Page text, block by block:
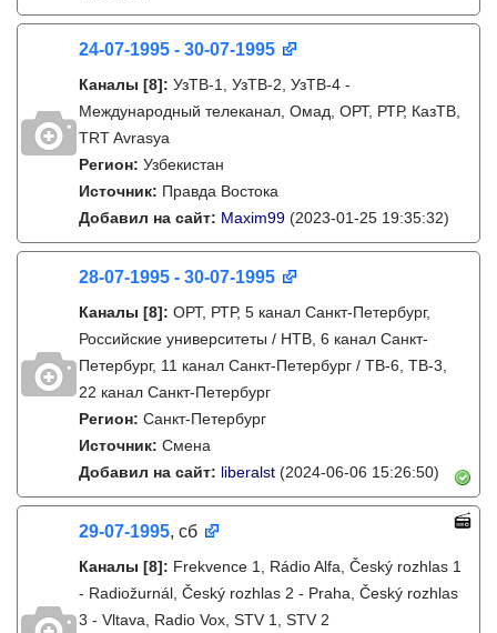
24-07-1995 - 30-07-1995
Каналы [8]: УзТВ-1, УзТВ-2, УзТВ-4 -
Международный телеканал, Омад, ОРТ, РТР, КазТВ,
TRT Avrasya
Регион: Узбекистан
Источник: Правда Востока
Добавил на сайт: Maxim99 (2023-01-25 19:35:32)
28-07-1995 - 30-07-1995
Каналы [8]: ОРТ, РТР, 5 канал Санкт-Петербург,
Российские университеты / НТВ, 6 канал Санкт-
Петербург, 11 канал Санкт-Петербург / ТВ-6, ТВ-3,
22 канал Санкт-Петербург
Регион: Санкт-Петербург
Источник: Смена
Добавил на сайт: liberalst (2024-06-06 15:26:50)
29-07-1995, сб
Каналы [8]: Frekvence 1, Rádio Alfa, Český rozhlas 1
- Radiožurnál, Český rozhlas 2 - Praha, Český rozhlas
3 - Vltava, Radio Vox, STV 1, STV 2